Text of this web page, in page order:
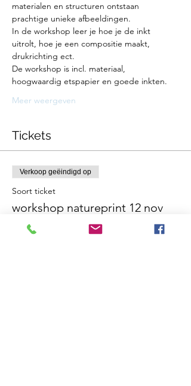
materialen en structuren ontstaan
prachtige unieke afbeeldingen.
In de workshop leer je hoe je de inkt
uitrolt, hoe je een compositie maakt,
drukrichting ect.
De workshop is incl. materiaal,
hoogwaardig etspapier en goede inkten.
Meer weergeven
Tickets
Verkoop geëindigd op
Soort ticket
workshop natureprint 12 nov
Meer info